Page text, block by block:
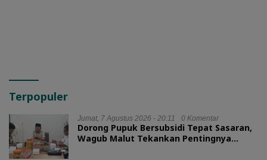
Terpopuler
Jumat, 7 Agustus 2026 - 20:11 0 Komentar
Dorong Pupuk Bersubsidi Tepat Sasaran,
Wagub Malut Tekankan Pentingnya